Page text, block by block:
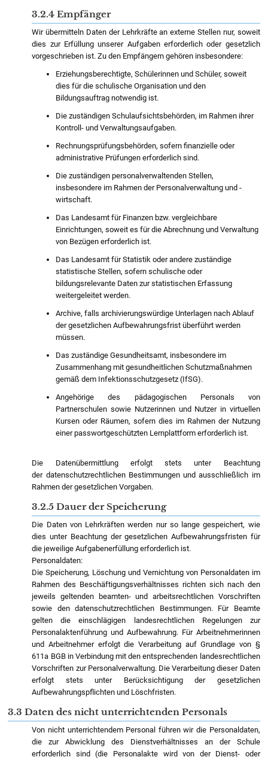
3.2.4 Empfänger
Wir übermitteln Daten der Lehrkräfte an externe Stellen nur, soweit
dies zur Erfüllung unserer Aufgaben erforderlich oder gesetzlich
vorgeschrieben ist. Zu den Empfängern gehören insbesondere:
Erziehungsberechtigte, Schülerinnen und Schüler, soweit
dies für die schulische Organisation und den
Bildungsauftrag notwendig ist.
Die zuständigen Schulaufsichtsbehörden, im Rahmen ihrer
Kontroll- und Verwaltungsaufgaben.
Rechnungsprüfungsbehörden, sofern finanzielle oder
administrative Prüfungen erforderlich sind.
Die zuständigen personalverwaltenden Stellen,
insbesondere im Rahmen der Personalverwaltung und -
wirtschaft.
Das Landesamt für Finanzen bzw. vergleichbare
Einrichtungen, soweit es für die Abrechnung und Verwaltung
von Bezügen erforderlich ist.
Das Landesamt für Statistik oder andere zuständige
statistische Stellen, sofern schulische oder
bildungsrelevante Daten zur statistischen Erfassung
weitergeleitet werden.
Archive, falls archivierungswürdige Unterlagen nach Ablauf
der gesetzlichen Aufbewahrungsfrist überführt werden
müssen.
Das zuständige Gesundheitsamt, insbesondere im
Zusammenhang mit gesundheitlichen Schutzmaßnahmen
gemäß dem Infektionsschutzgesetz (IfSG).
Angehörige des pädagogischen Personals von
Partnerschulen sowie Nutzerinnen und Nutzer in virtuellen
Kursen oder Räumen, sofern dies im Rahmen der Nutzung
einer passwortgeschützten Lernplattform erforderlich ist.
Die Datenübermittlung erfolgt stets unter Beachtung
der datenschutzrechtlichen Bestimmungen und ausschließlich im
Rahmen der gesetzlichen Vorgaben.
3.2.5 Dauer der Speicherung
Die Daten von Lehrkräften werden nur so lange gespeichert, wie
dies unter Beachtung der gesetzlichen Aufbewahrungsfristen für
die jeweilige Aufgabenerfüllung erforderlich ist.
Personaldaten:
Die Speicherung, Löschung und Vernichtung von Personaldaten im
Rahmen des Beschäftigungsverhältnisses richten sich nach den
jeweils geltenden beamten- und arbeitsrechtlichen Vorschriften
sowie den datenschutzrechtlichen Bestimmungen. Für Beamte
gelten die einschlägigen landesrechtlichen Regelungen zur
Personalaktenführung und Aufbewahrung. Für Arbeitnehmerinnen
und Arbeitnehmer erfolgt die Verarbeitung auf Grundlage von §
611a BGB in Verbindung mit den entsprechenden landesrechtlichen
Vorschriften zur Personalverwaltung. Die Verarbeitung dieser Daten
erfolgt stets unter Berücksichtigung der gesetzlichen
Aufbewahrungspflichten und Löschfristen.
3.3 Daten des nicht unterrichtenden Personals
Von nicht unterrichtendem Personal führen wir die Personaldaten,
die zur Abwicklung des Dienstverhältnisses an der Schule
erforderlich sind (die Personalakte wird von der Dienst- oder